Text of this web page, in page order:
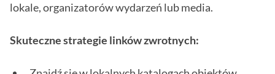
lokale, organizatorów wydarzeń lub media.
Skuteczne strategie linków zwrotnych: